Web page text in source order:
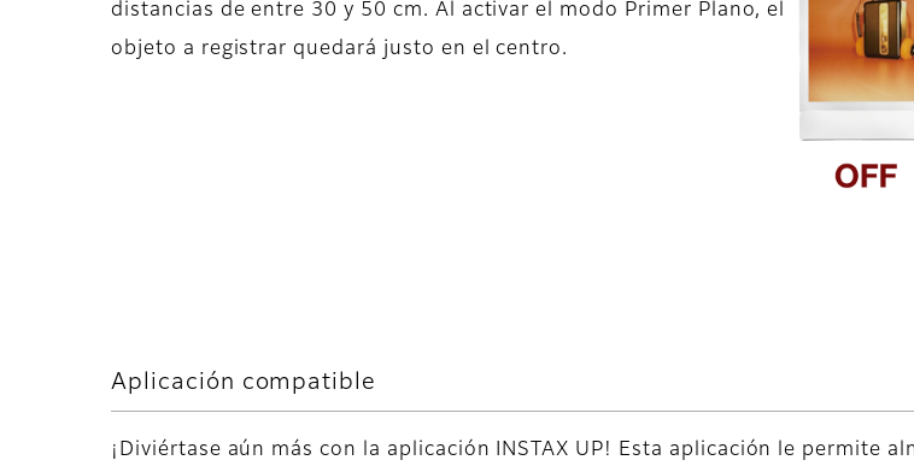
distancias de entre 30 y 50 cm. Al activar el modo Primer Plano, el
objeto a registrar quedará justo en el centro.
Aplicación compatible
¡Diviértase aún más con la aplicación INSTAX UP! Esta aplicación le permite